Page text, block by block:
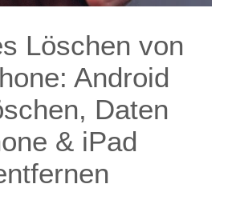
Löschen von
Android
Daten
& iPad